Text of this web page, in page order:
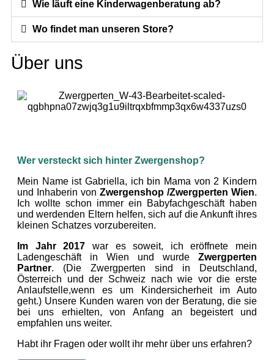
Wie läuft eine Kinderwagenberatung ab?
Wo findet man unseren Store?
Über uns
Wer versteckt sich hinter Zwergenshop?
Mein Name ist Gabriella, ich bin Mama von 2 Kindern
und Inhaberin von Zwergenshop /Zwergperten Wien.
Ich wollte schon immer ein Babyfachgeschäft haben
und werdenden Eltern helfen, sich auf die Ankunft ihres
kleinen Schatzes vorzubereiten.
Im Jahr 2017 war es soweit, ich eröffnete mein
Ladengeschäft in Wien und wurde Zwergperten
Partner. (Die Zwergperten sind in Deutschland,
Österreich und der Schweiz nach wie vor die erste
Anlaufstelle,wenn es um Kindersicherheit im Auto
geht.) Unsere Kunden waren von der Beratung, die sie
bei uns erhielten, von Anfang an begeistert und
empfahlen uns weiter.
Habt ihr Fragen oder wollt ihr mehr über uns erfahren?